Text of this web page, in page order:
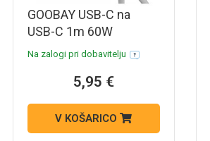
GOOBAY USB-C na
USB-C 1m 60W
480Mbit/s bel
podatkovni in polnilni
Na zalogi pri dobavitelju
5,95 €
V KOŠARICO